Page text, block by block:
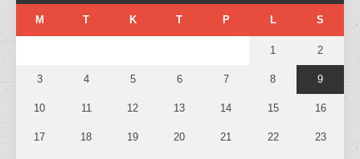
M T K T P L S
1 2
3 4 5 6 7 8 9
10 11 12 13 14 15 16
17 18 19 20 21 22 23